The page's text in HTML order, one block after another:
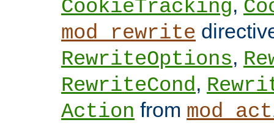
CookieTracking,
mod_rewrite
RewriteOptions,
RewriteCond,
Action from